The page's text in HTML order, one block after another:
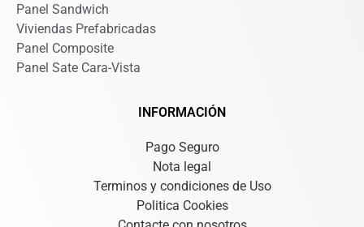
Panel Sandwich
Viviendas Prefabricadas
Panel Composite
Panel Sate Cara-Vista
INFORMACIÓN
Pago Seguro
Nota legal
Terminos y condiciones de Uso
Politica Cookies